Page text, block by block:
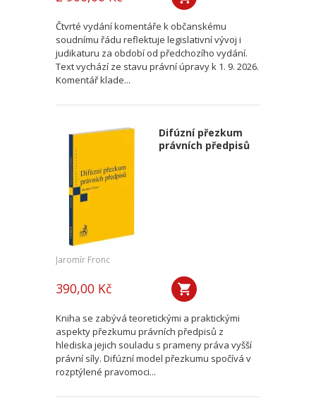
Čtvrté vydání komentáře k občanskému
soudnímu řádu reflektuje legislativní vývoj i
judikaturu za období od předchozího vydání.
Text vychází ze stavu právní úpravy k 1. 9. 2026.
Komentář klade...
Difúzní přezkum
právních předpisů
Jaromír Fronc
390,00 Kč
Kniha se zabývá teoretickými a praktickými
aspekty přezkumu právních předpisů z
hlediska jejich souladu s prameny práva vyšší
právní síly. Difúzní model přezkumu spočívá v
rozptýlené pravomoci...